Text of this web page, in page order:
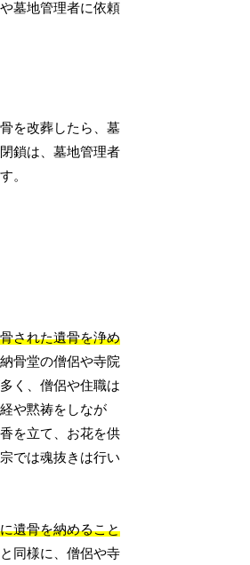
墓地管理者に依頼
を改葬したら、墓
鎖は、墓地管理者
。
された遺骨を浄め
骨堂の僧侶や寺院
く、僧侶や住職は
や黙祷をしなが
を立て、お花を供
では魂抜きは行い
遺骨を納めること
同様に、僧侶や寺